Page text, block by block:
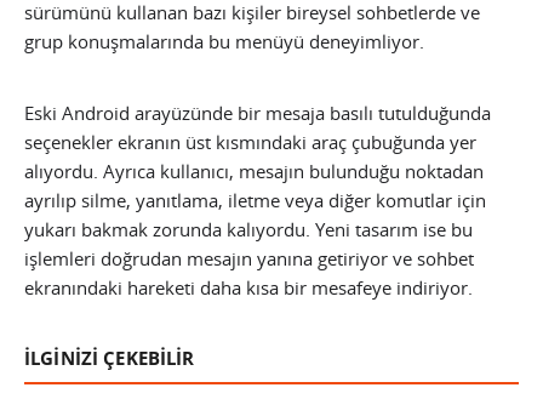
sürümünü kullanan bazı kişiler bireysel sohbetlerde ve
grup konuşmalarında bu menüyü deneyimliyor.
Eski Android arayüzünde bir mesaja basılı tutulduğunda
seçenekler ekranın üst kısmındaki araç çubuğunda yer
alıyordu. Ayrıca kullanıcı, mesajın bulunduğu noktadan
ayrılıp silme, yanıtlama, iletme veya diğer komutlar için
yukarı bakmak zorunda kalıyordu. Yeni tasarım ise bu
işlemleri doğrudan mesajın yanına getiriyor ve sohbet
ekranındaki hareketi daha kısa bir mesafeye indiriyor.
İLGİNİZİ ÇEKEBİLİR